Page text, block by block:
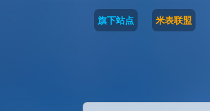
旗下站点 米表联盟